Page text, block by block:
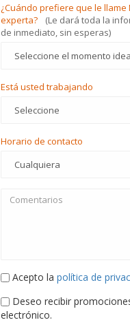
¿Cuándo prefiere que le llame
experta?
(Le dará toda la
de inmediato, sin esperas)
Está usted trabajando
Horario de contacto
Acepto la política de
Deseo recibir
electrónico.